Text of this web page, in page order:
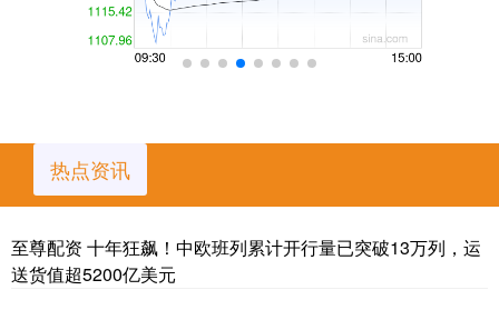
热点资讯
至尊配资 十年狂飙！中欧班列累计开行量已突破13万列，运
送货值超5200亿美元